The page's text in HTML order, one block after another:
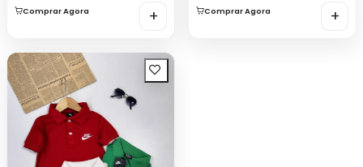
Comprar Agora + Comprar Agora +